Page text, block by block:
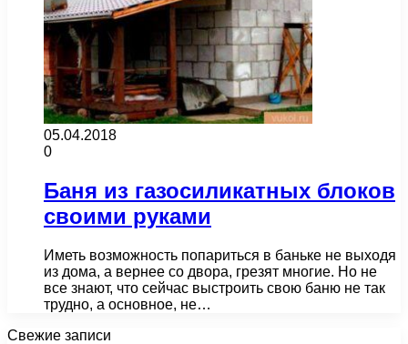
05.04.2018
0
Баня из газосиликатных блоков
своими руками
Иметь возможность попариться в баньке не выходя
из дома, а вернее со двора, грезят многие. Но не
все знают, что сейчас выстроить свою баню не так
трудно, а основное, не…
Свежие записи